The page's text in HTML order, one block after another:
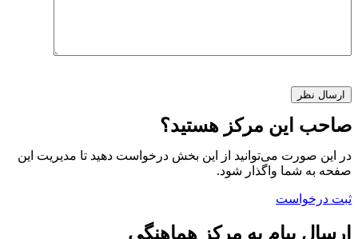
صاحب این مرکز هستید؟
در این صورت می‌توانید از این بخش درخواست دهید تا مدیریت این
صفحه به شما واگذار شود.
ثبت درخواست
ارسال پیام به مرکز هماهنگی